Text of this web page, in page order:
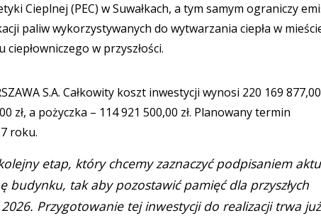
Cieplnej (PEC) w Suwałkach, a tym samym ograniczy
paliw wykorzystywanych do wytwarzania ciepła w
w przyszłości.
S.A. Całkowity koszt inwestycji wynosi 220 169 877,00
zł, a pożyczka – 114 921 500,00 zł. Planowany termin
roku.
etap, który chcemy zaznaczyć podpisaniem aktu
tak aby pozostawić pamięć dla przyszłych
Przygotowanie tej inwestycji do realizacji trwa już